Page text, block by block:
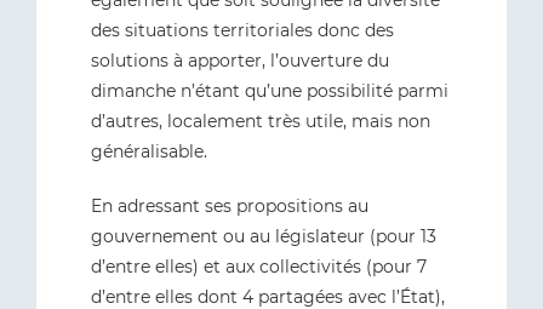
des situations territoriales donc des
solutions à apporter, l’ouverture du
dimanche n’étant qu’une possibilité parmi
d’autres, localement très utile, mais non
généralisable.
En adressant ses propositions au
gouvernement ou au législateur (pour 13
d’entre elles) et aux collectivités (pour 7
d’entre elles dont 4 partagées avec l’État),